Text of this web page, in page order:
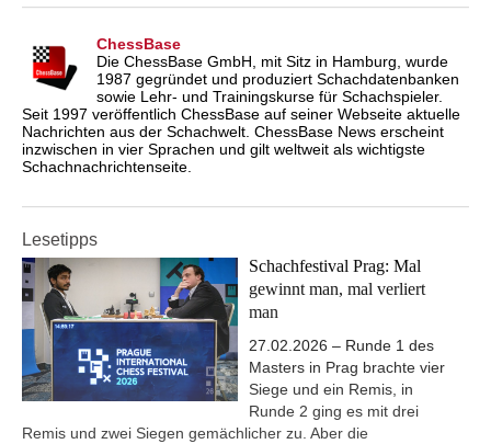
ChessBase
Die ChessBase GmbH, mit Sitz in Hamburg, wurde
1987 gegründet und produziert Schachdatenbanken
sowie Lehr- und Trainingskurse für Schachspieler.
Seit 1997 veröffentlich ChessBase auf seiner Webseite aktuelle
Nachrichten aus der Schachwelt. ChessBase News erscheint
inzwischen in vier Sprachen und gilt weltweit als wichtigste
Schachnachrichtenseite.
Lesetipps
Schachfestival Prag: Mal
gewinnt man, mal verliert
man
27.02.2026 – Runde 1 des
Masters in Prag brachte vier
Siege und ein Remis, in
Runde 2 ging es mit drei
Remis und zwei Siegen gemächlicher zu. Aber die